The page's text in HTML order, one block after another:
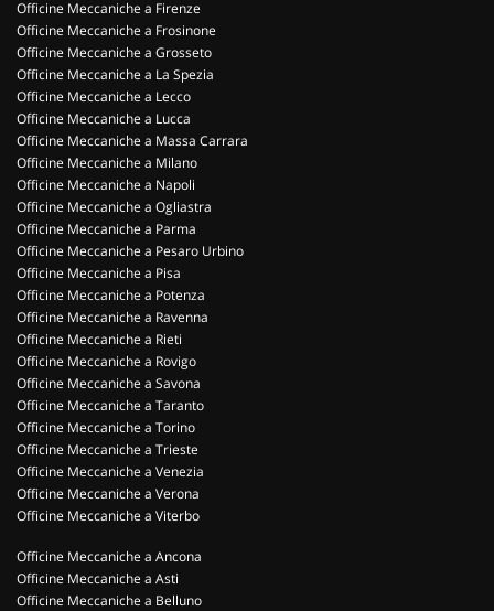
Officine Meccaniche a Firenze
Officine Meccaniche a Frosinone
Officine Meccaniche a Grosseto
Officine Meccaniche a La Spezia
Officine Meccaniche a Lecco
Officine Meccaniche a Lucca
Officine Meccaniche a Massa Carrara
Officine Meccaniche a Milano
Officine Meccaniche a Napoli
Officine Meccaniche a Ogliastra
Officine Meccaniche a Parma
Officine Meccaniche a Pesaro Urbino
Officine Meccaniche a Pisa
Officine Meccaniche a Potenza
Officine Meccaniche a Ravenna
Officine Meccaniche a Rieti
Officine Meccaniche a Rovigo
Officine Meccaniche a Savona
Officine Meccaniche a Taranto
Officine Meccaniche a Torino
Officine Meccaniche a Trieste
Officine Meccaniche a Venezia
Officine Meccaniche a Verona
Officine Meccaniche a Viterbo
Officine Meccaniche a Ancona
Officine Meccaniche a Asti
Officine Meccaniche a Belluno